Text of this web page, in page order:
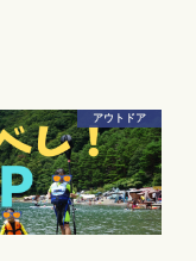
アウトドア